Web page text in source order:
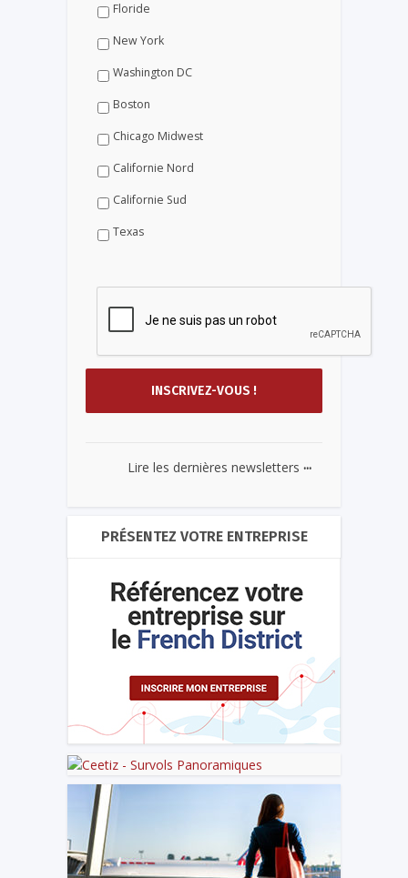
Floride
New York
Washington DC
Boston
Chicago Midwest
Californie Nord
Californie Sud
Texas
Lire les dernières newsletters ...
PRÉSENTEZ VOTRE ENTREPRISE